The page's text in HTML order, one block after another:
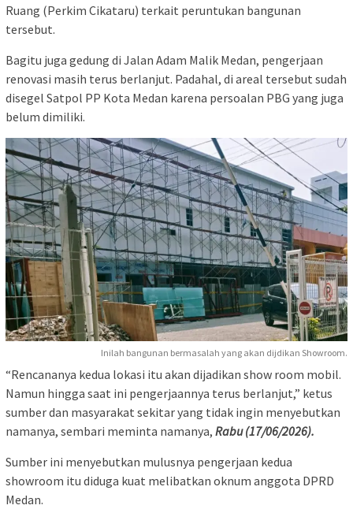
Ruang (Perkim Cikataru) terkait peruntukan bangunan
tersebut.
Bagitu juga gedung di Jalan Adam Malik Medan, pengerjaan
renovasi masih terus berlanjut. Padahal, di areal tersebut sudah
disegel Satpol PP Kota Medan karena persoalan PBG yang juga
belum dimiliki.
Inilah bangunan bermasalah yang akan dijdikan Showroom.
“Rencananya kedua lokasi itu akan dijadikan show room mobil.
Namun hingga saat ini pengerjaannya terus berlanjut,” ketus
sumber dan masyarakat sekitar yang tidak ingin menyebutkan
namanya, sembari meminta namanya, Rabu (17/06/2026).
Sumber ini menyebutkan mulusnya pengerjaan kedua
showroom itu diduga kuat melibatkan oknum anggota DPRD
Medan.